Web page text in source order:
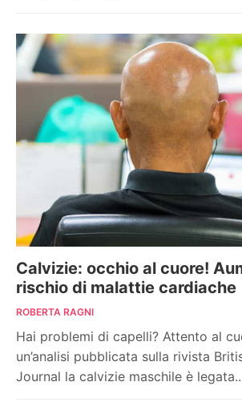
Calvizie: occhio al cuore!
rischio di malattie cardiache
ROBERTA RAGNI
Hai problemi di capelli? Attento al
un’analisi pubblicata sulla rivista
Journal la calvizie maschile è